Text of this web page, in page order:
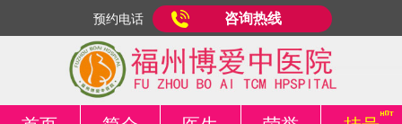
预约电话 咨询热线